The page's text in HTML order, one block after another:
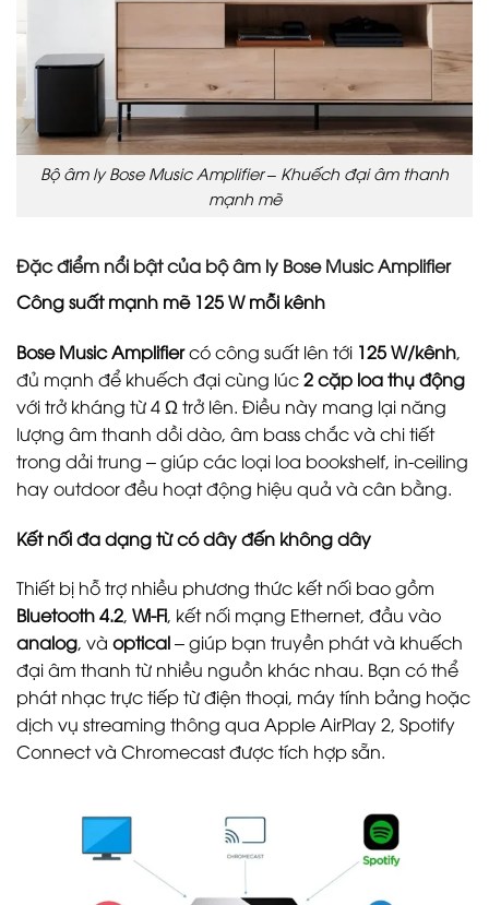
Bộ âm ly Bose Music Amplifier – Khuếch đại âm thanh
mạnh mẽ
Đặc điểm nổi bật của bộ âm ly Bose Music Amplifier
Công suất mạnh mẽ 125 W mỗi kênh
Bose Music Amplifiercó công suất lên tới 125 W/kênh,
đủ mạnh để khuếch đại cùng lúc2 cặp loa thụ động
với trở kháng từ 4 Ω trở lên. Điều này mang lại năng
lượng âm thanh dồi dào, âm bass chắc và chi tiết
trong dải trung – giúp các loại loa bookshelf, in-ceiling
hay outdoor đều hoạt động hiệu quả và cân bằng.
Kết nối đa dạng từ có dây đến không dây
Thiết bị hỗ trợ nhiều phương thức kết nối bao gồm
Bluetooth 4.2, Wi-Fi, kết nối mạng Ethernet, đầu vào
analog, và optical– giúp bạn truyền phát và khuếch
đại âm thanh từ nhiều nguồn khác nhau. Bạn có thể
phát nhạc trực tiếp từ điện thoại, máy tính bảng hoặc
dịch vụ streaming thông qua Apple AirPlay 2, Spotify
Connect và Chromecast được tích hợp sẵn.